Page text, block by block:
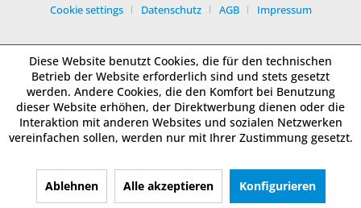
Cookie settings Datenschutz AGB Impressum
Diese Website benutzt Cookies, die für den technischen
Betrieb der Website erforderlich sind und stets gesetzt
werden. Andere Cookies, die den Komfort bei Benutzung
dieser Website erhöhen, der Direktwerbung dienen oder die
Interaktion mit anderen Websites und sozialen Netzwerken
vereinfachen sollen, werden nur mit Ihrer Zustimmung gesetzt.
Ablehnen Alle akzeptieren Konfigurieren